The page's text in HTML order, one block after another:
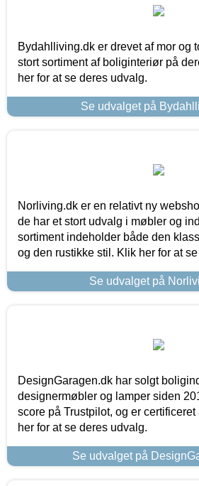
Bydahlliving.dk er drevet af mor og
stort sortiment af boliginteriør på
her for at se deres udvalg.
Se udvalget på
Norliving.dk er en relativt ny
de har et stort udvalg i møbler og
sortiment indeholder både den
og den rustikke stil. Klik her for at
Se udvalget på
DesignGaragen.dk har solgt
designermøbler og lamper siden
score på Trustpilot, og er
her for at se deres udvalg.
Se udvalget på